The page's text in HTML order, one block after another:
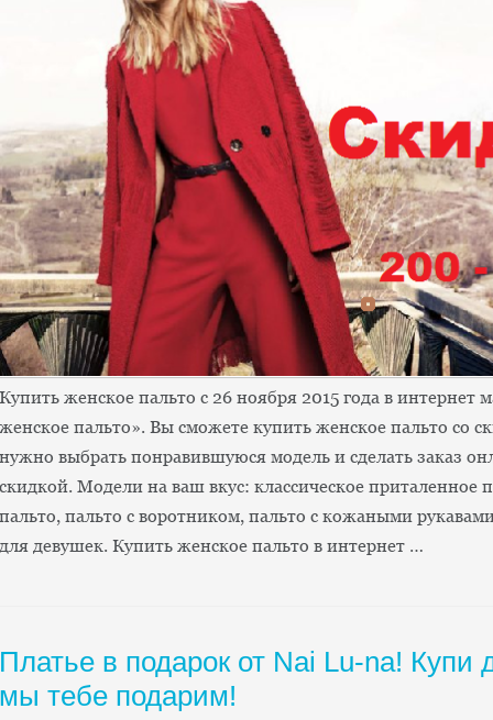
Купить женское пальто с 26 ноября 2015 года в интернет
женское пальто». Вы сможете купить женское пальто со
нужно выбрать понравившуюся модель и сделать заказ
скидкой. Модели на ваш вкус: классическое приталенное
пальто, пальто с воротником, пальто с кожаными
для девушек. Купить женское пальто в интернет …
Платье в подарок от Nai Lu-na! Купи
мы тебе подарим!